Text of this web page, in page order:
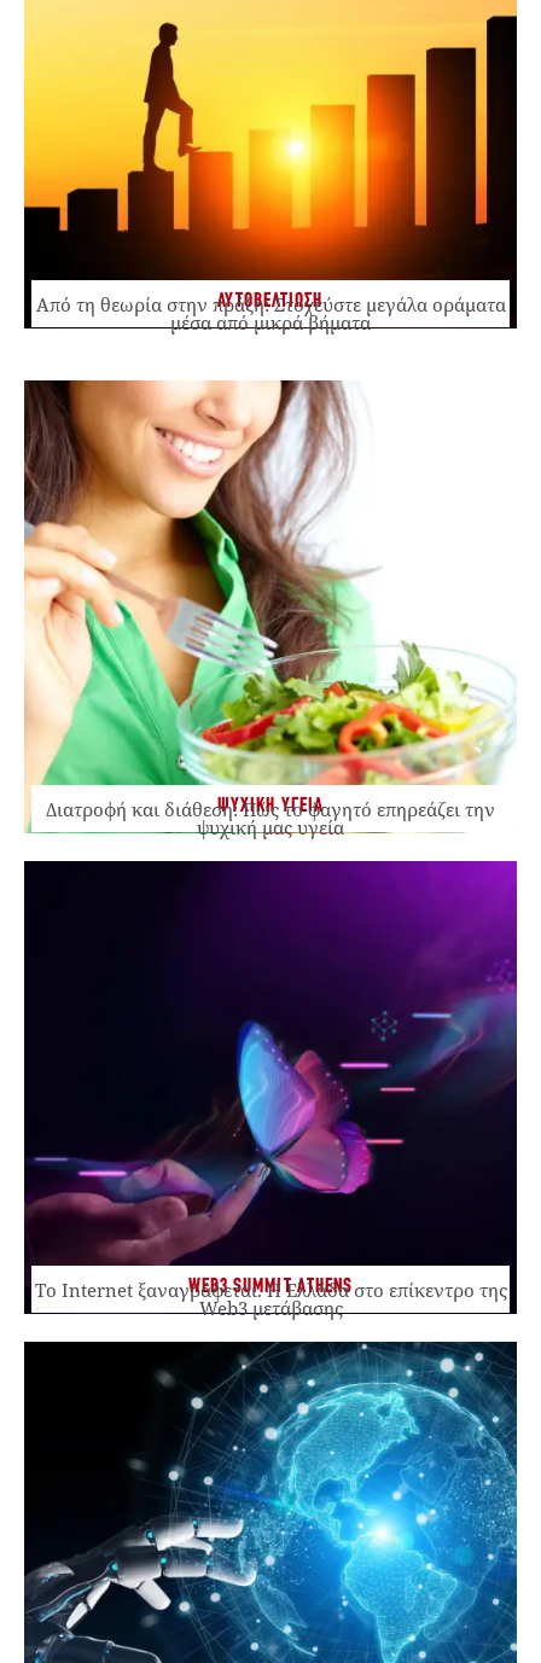
ΑΥΤΟΒΕΛΤΙΩΣΗ
Από τη θεωρία στην πράξη: Στοχεύστε μεγάλα οράματα
μέσα από μικρά βήματα
ΨΥΧΙΚΗ ΥΓΕΙΑ
Διατροφή και διάθεση: Πώς το φαγητό επηρεάζει την
ψυχική μας υγεία
WEB3 SUMMIT ATHENS
Το Internet ξαναγράφεται. Η Ελλάδα στο επίκεντρο της
Web3 μετάβασης